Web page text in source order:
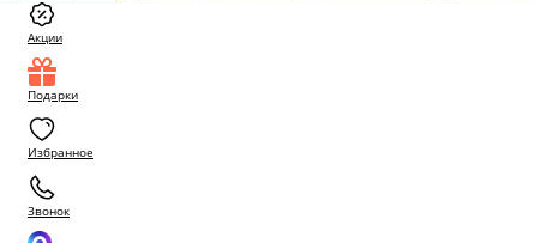
Акции
Подарки
Избранное
Звонок